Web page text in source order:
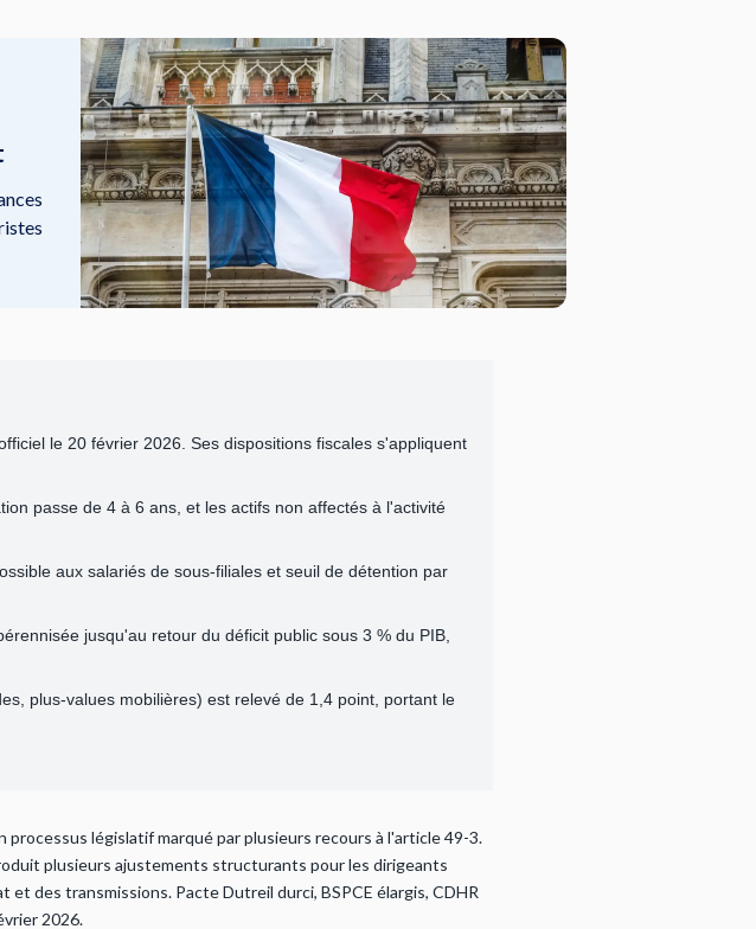
le 20 février 2026. Ses dispositions fiscales s'appliquent
passe de 4 à 6 ans, et les actifs non affectés à l'activité
aux salariés de sous-filiales et seuil de détention par
jusqu'au retour du déficit public sous 3 % du PIB,
plus-values mobilières) est relevé de 1,4 point, portant le
législatif marqué par plusieurs recours à l'article 49-3.
plusieurs ajustements structurants pour les dirigeants
des transmissions. Pacte Dutreil durci, BSPCE élargis, CDHR
2026.